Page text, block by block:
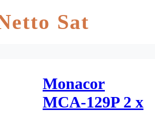
Sat
Monacor
MCA-129P 2 x